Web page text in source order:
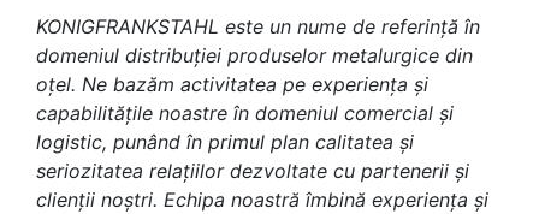
KONIGFRANKSTAHL este un nume de referință în
domeniul distribuției produselor metalurgice din
oțel. Ne bazăm activitatea pe experiența și
capabilitățile noastre în domeniul comercial și
logistic, punând în primul plan calitatea și
seriozitatea relațiilor dezvoltate cu partenerii și
clienții noștri. Echipa noastră îmbină experiența și